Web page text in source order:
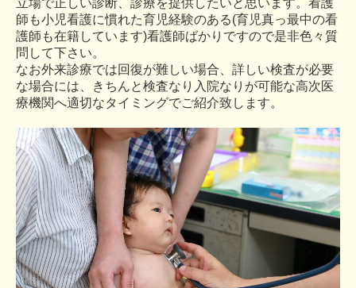
師も小児看護に慣れた育児経験のある(育児真っ最中の看
護師も在籍しています)看護師ばかりですので是非色々質
問して下さい。
なお外来診療では回復が難しい場合、詳しい検査が必要
な場合には、きちんと検査なり入院なりが可能な高次医
療機関へ適切なタイミングでご紹介致します。